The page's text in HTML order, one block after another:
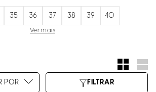
35 36 37 38 39 40
Ver mais